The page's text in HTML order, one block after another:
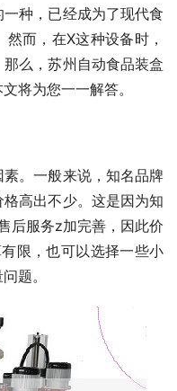
种，已经成为了现代食
而，在X这种设备时，
么，苏州自动食品装盒
将为您一一解答。
。一般来说，知名品牌
高出不少。这是因为知
后服务z加完善，因此价
限，也可以选择一些小
题。